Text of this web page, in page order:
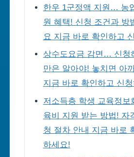
한우 1군정액 지원… 농
원 혜택! 신청 조건과 방
요 지금 바로 확인하고
상수도요금 감면… 신청
만은 알아야! 놓치면 아
지금 바로 확인하고 신
저소득층 학생 교육정
육비 지원 받는 방법! 자
청 절차 안내 지금 바로
하세요!